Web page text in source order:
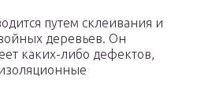
путем склеивания и
деревьев. Он
каких-либо дефектов,